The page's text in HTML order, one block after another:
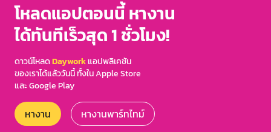
โหลดแอปตอนนี้ หางาน
ได้ทันทีเร็วสุด 1 ชั่วโมง!
ดาวน์โหลดDayworkแอปพลิเคชัน
ของเราได้แล้ววันนี้ ทั้งใน Apple Store
และ Google Play
หางาน หางานพาร์ทไทม์